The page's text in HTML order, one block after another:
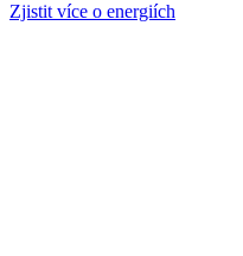
Zjistit více o energiích